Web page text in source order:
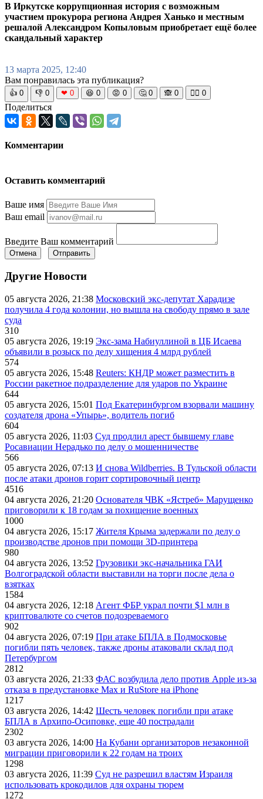
В Иркутске коррупционная история с возможным
участием прокурора региона Андрея Ханько и местным
решалой Александром Копыловым приобретает ещё более
скандальный характер
13 марта 2025, 12:40
Вам понравилась эта публикация?
👍 0 👎 0 ❤ 0 😆 0 😡 0 🤔 0 🙈 0 🧘‍♀️ 0
Поделиться
Комментарии
Оставить комментарий
Ваше имя
Ваш email
Введите Ваш комментарий
Отмена Отправить
Другие Новости
05 августа 2026, 21:38 Московский экс-депутат Харадизе
получила 4 года колонии, но вышла на свободу прямо в зале
суда
310
05 августа 2026, 19:19 Экс-зама Набиуллиной в ЦБ Исаева
объявили в розыск по делу хищения 4 млрд рублей
574
05 августа 2026, 15:48 Reuters: КНДР может разместить в
России ракетное подразделение для ударов по Украине
644
05 августа 2026, 15:01 Под Екатеринбургом взорвали машину
создателя дрона «Упырь», водитель погиб
604
05 августа 2026, 11:03 Суд продлил арест бывшему главе
Росавиации Нерадько по делу о мошенничестве
566
05 августа 2026, 07:13 И снова Wildberries. В Тульской области
после атаки дронов горит сортировочный центр
4516
04 августа 2026, 21:20 Основателя ЧВК «Ястреб» Марущенко
приговорили к 18 годам за похищение военных
1000
04 августа 2026, 15:17 Жителя Крыма задержали по делу о
производстве дронов при помощи 3D‑принтера
980
04 августа 2026, 13:52 Грузовики экс-начальника ГАИ
Волгоградской области выставили на торги после дела о
взятках
1584
04 августа 2026, 12:18 Агент ФБР украл почти $1 млн в
криптовалюте со счетов подозреваемого
902
04 августа 2026, 07:19 При атаке БПЛА в Подмосковье
погибли пять человек, также дроны атаковали склад под
Петербургом
2812
03 августа 2026, 21:33 ФАС возбудила дело против Apple из-за
отказа в предустановке Max и RuStore на iPhone
1217
03 августа 2026, 14:42 Шесть человек погибли при атаке
БПЛА в Архипо-Осиповке, еще 40 пострадали
2302
03 августа 2026, 14:00 На Кубани организаторов незаконной
миграции приговорили к 22 годам на троих
1298
03 августа 2026, 11:39 Суд не разрешил властям Израиля
использовать крокодилов для охраны тюрем
1272